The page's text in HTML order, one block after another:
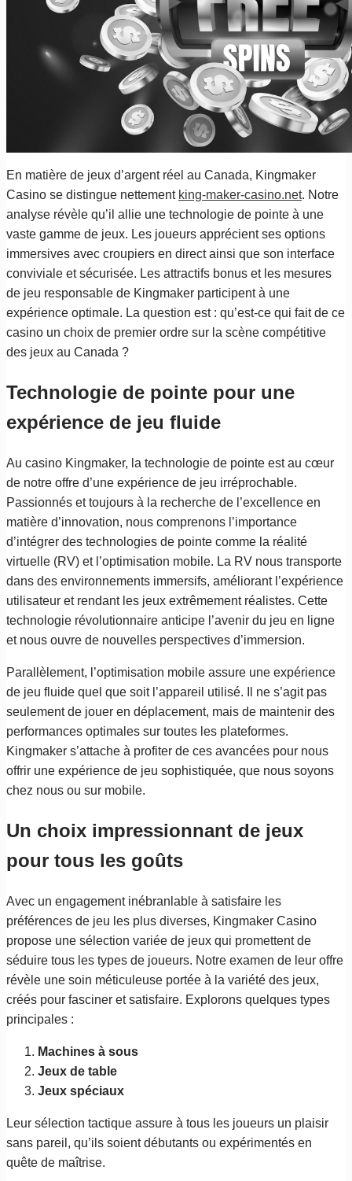
En matière de jeux d’argent réel au Canada, Kingmaker
Casino se distingue nettement king-maker-casino.net. Notre
analyse révèle qu’il allie une technologie de pointe à une
vaste gamme de jeux. Les joueurs apprécient ses options
immersives avec croupiers en direct ainsi que son interface
conviviale et sécurisée. Les attractifs bonus et les mesures
de jeu responsable de Kingmaker participent à une
expérience optimale. La question est : qu’est-ce qui fait de ce
casino un choix de premier ordre sur la scène compétitive
des jeux au Canada ?
Technologie de pointe pour une
expérience de jeu fluide
Au casino Kingmaker, la technologie de pointe est au cœur
de notre offre d’une expérience de jeu irréprochable.
Passionnés et toujours à la recherche de l’excellence en
matière d’innovation, nous comprenons l’importance
d’intégrer des technologies de pointe comme la réalité
virtuelle (RV) et l’optimisation mobile. La RV nous transporte
dans des environnements immersifs, améliorant l’expérience
utilisateur et rendant les jeux extrêmement réalistes. Cette
technologie révolutionnaire anticipe l’avenir du jeu en ligne
et nous ouvre de nouvelles perspectives d’immersion.
Parallèlement, l’optimisation mobile assure une expérience
de jeu fluide quel que soit l’appareil utilisé. Il ne s’agit pas
seulement de jouer en déplacement, mais de maintenir des
performances optimales sur toutes les plateformes.
Kingmaker s’attache à profiter de ces avancées pour nous
offrir une expérience de jeu sophistiquée, que nous soyons
chez nous ou sur mobile.
Un choix impressionnant de jeux
pour tous les goûts
Avec un engagement inébranlable à satisfaire les
préférences de jeu les plus diverses, Kingmaker Casino
propose une sélection variée de jeux qui promettent de
séduire tous les types de joueurs. Notre examen de leur offre
révèle une soin méticuleuse portée à la variété des jeux,
créés pour fasciner et satisfaire. Explorons quelques types
principales :
Machines à sous
Jeux de table
Jeux spéciaux
Leur sélection tactique assure à tous les joueurs un plaisir
sans pareil, qu’ils soient débutants ou expérimentés en
quête de maîtrise.